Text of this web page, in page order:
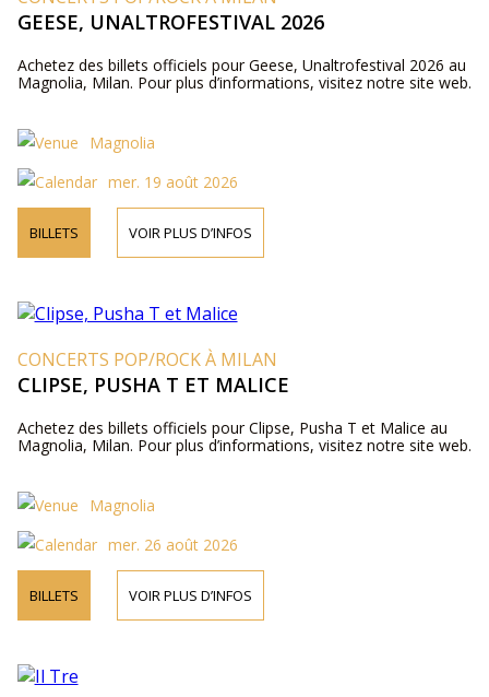
GEESE, UNALTROFESTIVAL 2026
Achetez des billets officiels pour Geese, Unaltrofestival 2026 au
Magnolia, Milan. Pour plus d’informations, visitez notre site web.
Magnolia
mer. 19 août 2026
BILLETS VOIR PLUS D’INFOS
CONCERTS POP/ROCK À MILAN
CLIPSE, PUSHA T ET MALICE
Achetez des billets officiels pour Clipse, Pusha T et Malice au
Magnolia, Milan. Pour plus d’informations, visitez notre site web.
Magnolia
mer. 26 août 2026
BILLETS VOIR PLUS D’INFOS